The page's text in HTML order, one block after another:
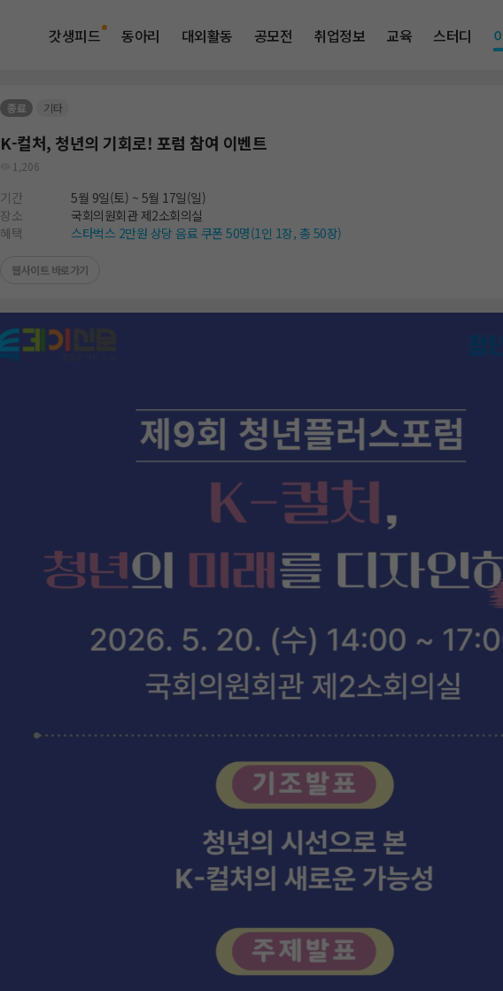
갓생피드 동아리 대외활동 공모전 취업정보 교육 스터디
종료 기타
K-컬처, 청년의 기회로! 포럼 참여 이벤트
1,206
기간 5월 9일(토) ~ 5월 17일(일)
장소
국회의원회관 제2소회의실
혜택
스타벅스 2만원 상당 음료 쿠폰 50명(1인 1장, 총 50장)
웹사이트 바로가기